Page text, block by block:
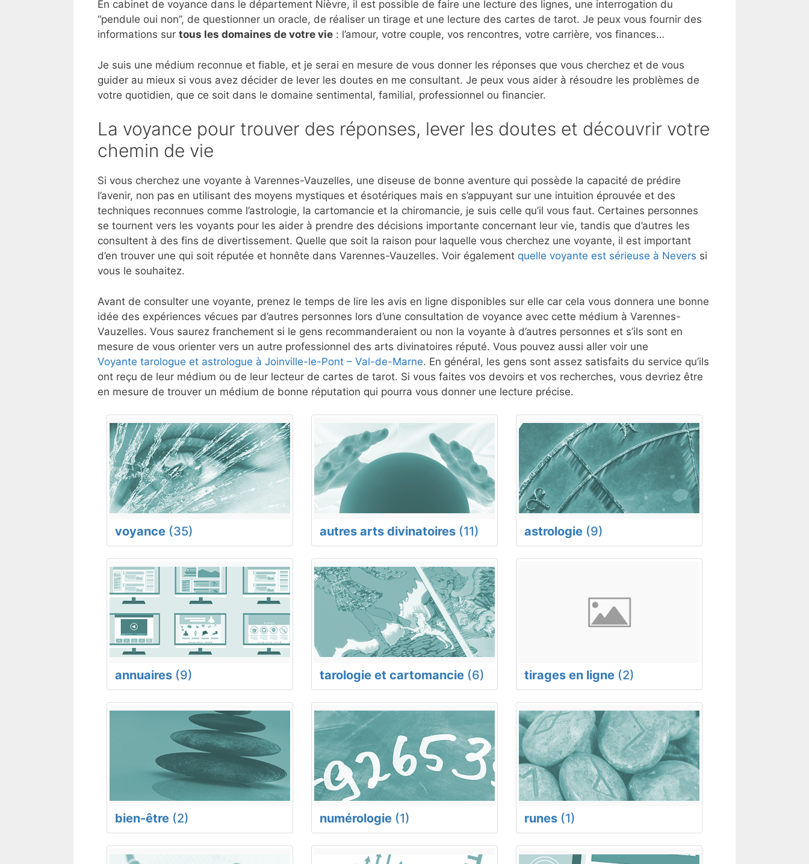
En cabinet de voyance dans le département Nièvre, il est possible de faire une lecture des lignes, une interrogation du
“pendule oui non”, de questionner un oracle, de réaliser un tirage et une lecture des cartes de tarot. Je peux vous fournir des
informations sur tous les domaines de votre vie : l’amour, votre couple, vos rencontres, votre carrière, vos finances…
Je suis une médium reconnue et fiable, et je serai en mesure de vous donner les réponses que vous cherchez et de vous
guider au mieux si vous avez décider de lever les doutes en me consultant. Je peux vous aider à résoudre les problèmes de
votre quotidien, que ce soit dans le domaine sentimental, familial, professionnel ou financier.
La voyance pour trouver des réponses, lever les doutes et découvrir votre
chemin de vie
Si vous cherchez une voyante à Varennes-Vauzelles, une diseuse de bonne aventure qui possède la capacité de prédire
l’avenir, non pas en utilisant des moyens mystiques et ésotériques mais en s’appuyant sur une intuition éprouvée et des
techniques reconnues comme l’astrologie, la cartomancie et la chiromancie, je suis celle qu’il vous faut. Certaines personnes
se tournent vers les voyants pour les aider à prendre des décisions importante concernant leur vie, tandis que d’autres les
consultent à des fins de divertissement. Quelle que soit la raison pour laquelle vous cherchez une voyante, il est important
d’en trouver une qui soit réputée et honnête dans Varennes-Vauzelles. Voir également quelle voyante est sérieuse à Nevers si
vous le souhaitez.
Avant de consulter une voyante, prenez le temps de lire les avis en ligne disponibles sur elle car cela vous donnera une bonne
idée des expériences vécues par d’autres personnes lors d’une consultation de voyance avec cette médium à Varennes-
Vauzelles. Vous saurez franchement si le gens recommanderaient ou non la voyante à d’autres personnes et s’ils sont en
mesure de vous orienter vers un autre professionnel des arts divinatoires réputé. Vous pouvez aussi aller voir une
Voyante tarologue et astrologue à Joinville-le-Pont – Val-de-Marne. En général, les gens sont assez satisfaits du service qu’ils
ont reçu de leur médium ou de leur lecteur de cartes de tarot. Si vous faites vos devoirs et vos recherches, vous devriez être
en mesure de trouver un médium de bonne réputation qui pourra vous donner une lecture précise.
voyance (35) autres arts divinatoires (11) astrologie (9)
annuaires (9) tarologie et cartomancie (6) tirages en ligne (2)
bien-être (2) numérologie (1) runes (1)